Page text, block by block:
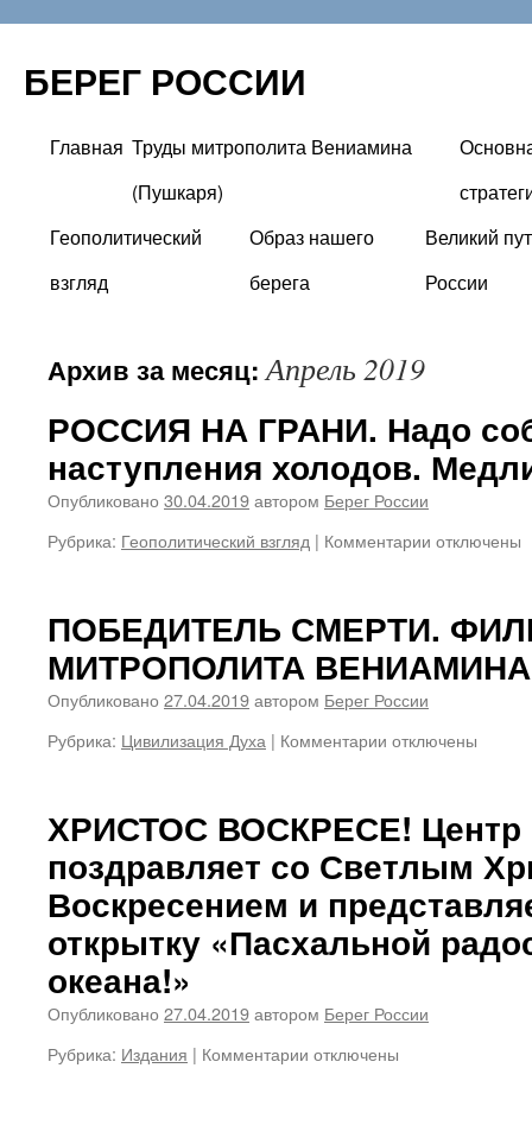
БЕРЕГ РОССИИ
Перейти
содержимому
Главная Труды митрополита Вениамина
(Пушкаря)
Геополитический
взгляд
Образ нашего
берега
Великий
России
Архив за месяц:Апрель 2019
РОССИЯ НА ГРАНИ. Надо
наступления холодов.
Опубликовано 30.04.2019автором Берег России
Рубрика: Геополитический взгляд | Комментарии к
ГРАНИ.
Надо
собраться
холодов.
отключены
ПОБЕДИТЕЛЬ СМЕРТИ.
МИТРОПОЛИТА
Опубликовано 27.04.2019автором Берег России
Рубрика: Цивилизация Духа | Комментарии к
ФИЛЬМ
МИТРОПОЛИТА
ВЕНИАМИНА
(ПУШКАРЯ)
отключены
ХРИСТОС ВОСКРЕСЕ! Центр
поздравляет со Светлым
Воскресением и
открытку «Пасхальной
океана!»
Опубликовано 27.04.2019автором Берег России
Рубрика: Издания | Комментарии котключены